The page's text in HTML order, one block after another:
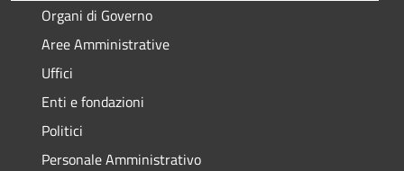
Organi di Governo
Aree Amministrative
Uffici
Enti e fondazioni
Politici
Personale Amministrativo